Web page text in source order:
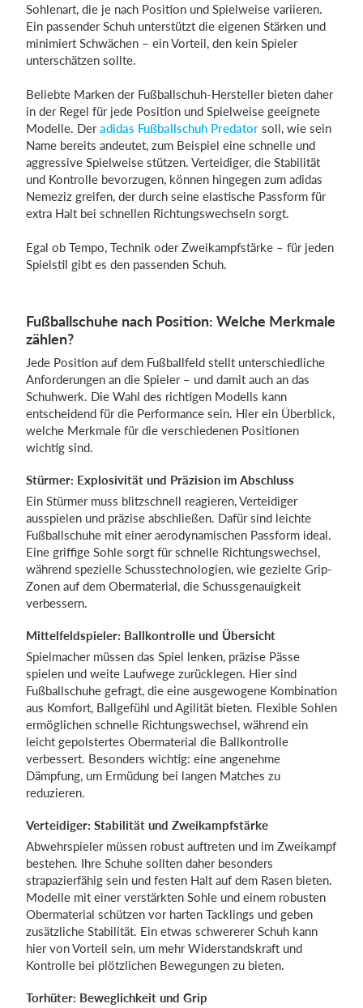
Sohlenart, die je nach Position und Spielweise variieren.
Ein passender Schuh unterstützt die eigenen Stärken und
minimiert Schwächen – ein Vorteil, den kein Spieler
unterschätzen sollte.
Beliebte Marken der Fußballschuh-Hersteller bieten daher
in der Regel für jede Position und Spielweise geeignete
Modelle. Deradidas Fußballschuh Predator soll, wie sein
Name bereits andeutet, zum Beispiel eine schnelle und
aggressive Spielweise stützen. Verteidiger, die Stabilität
und Kontrolle bevorzugen, können hingegen zum adidas
Nemeziz greifen, der durch seine elastische Passform für
extra Halt bei schnellen Richtungswechseln sorgt.
Egal ob Tempo, Technik oder Zweikampfstärke – für jeden
Spielstil gibt es den passenden Schuh.
Fußballschuhe nach Position: Welche Merkmale
zählen?
Jede Position auf dem Fußballfeld stellt unterschiedliche
Anforderungen an die Spieler – und damit auch an das
Schuhwerk. Die Wahl des richtigen Modells kann
entscheidend für die Performance sein. Hier ein Überblick,
welche Merkmale für die verschiedenen Positionen
wichtig sind.
Stürmer: Explosivität und Präzision im Abschluss
Ein Stürmer muss blitzschnell reagieren, Verteidiger
ausspielen und präzise abschließen. Dafür sind leichte
Fußballschuhe mit einer aerodynamischen Passform ideal.
Eine griffige Sohle sorgt für schnelle Richtungswechsel,
während spezielle Schusstechnologien, wie gezielte Grip-
Zonen auf dem Obermaterial, die Schussgenauigkeit
verbessern.
Mittelfeldspieler: Ballkontrolle und Übersicht
Spielmacher müssen das Spiel lenken, präzise Pässe
spielen und weite Laufwege zurücklegen. Hier sind
Fußballschuhe gefragt, die eine ausgewogene Kombination
aus Komfort, Ballgefühl und Agilität bieten. Flexible Sohlen
ermöglichen schnelle Richtungswechsel, während ein
leicht gepolstertes Obermaterial die Ballkontrolle
verbessert. Besonders wichtig: eine angenehme
Dämpfung, um Ermüdung bei langen Matches zu
reduzieren.
Verteidiger: Stabilität und Zweikampfstärke
Abwehrspieler müssen robust auftreten und im Zweikampf
bestehen. Ihre Schuhe sollten daher besonders
strapazierfähig sein und festen Halt auf dem Rasen bieten.
Modelle mit einer verstärkten Sohle und einem robusten
Obermaterial schützen vor harten Tacklings und geben
zusätzliche Stabilität. Ein etwas schwererer Schuh kann
hier von Vorteil sein, um mehr Widerstandskraft und
Kontrolle bei plötzlichen Bewegungen zu bieten.
Torhüter: Beweglichkeit und Grip